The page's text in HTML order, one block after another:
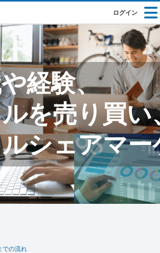
ログイン
経験、
を売り買い
シェアマー
での流れ